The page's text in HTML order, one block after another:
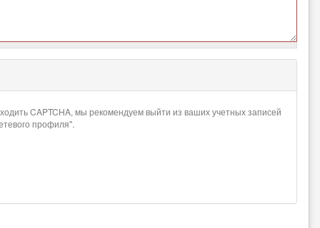
CAPTCHA, мы рекомендуем выйти из ваших учетных записей
профиля".